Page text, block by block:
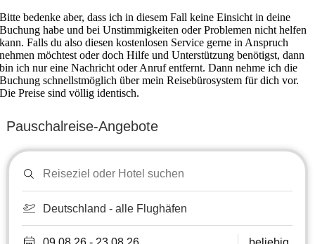
Bitte bedenke aber, dass ich in diesem Fall keine Einsicht in deine
Buchung habe und bei Unstimmigkeiten oder Problemen nicht helfen
kann. Falls du also diesen kostenlosen Service gerne in Anspruch
nehmen möchtest oder doch Hilfe und Unterstützung benötigst, dann
bin ich nur eine Nachricht oder Anruf entfernt. Dann nehme ich die
Buchung schnellstmöglich über mein Reisebürosystem für dich vor.
Die Preise sind völlig identisch.